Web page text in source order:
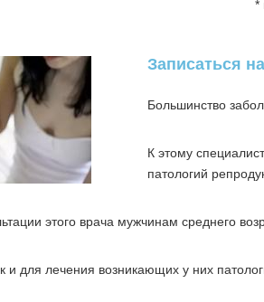
*
Записаться
Большинство
К этому
патологий
этого врача мужчинам среднего
и для лечения возникающих у них